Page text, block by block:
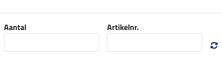
Aantal Artikelnr.